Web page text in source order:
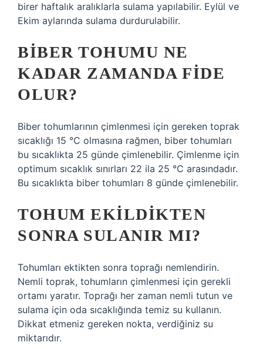
birer haftalık aralıklarla sulama yapılabilir. Eylül ve
Ekim aylarında sulama durdurulabilir.
BIBER TOHUMU NE
KADAR ZAMANDA FIDE
OLUR?
Biber tohumlarının çimlenmesi için gereken toprak
sıcaklığı 15 °C olmasına rağmen, biber tohumları
bu sıcaklıkta 25 günde çimlenebilir. Çimlenme için
optimum sıcaklık sınırları 22 ila 25 °C arasındadır.
Bu sıcaklıkta biber tohumları 8 günde çimlenebilir.
TOHUM EKILDIKTEN
SONRA SULANIR MI?
Tohumları ektikten sonra toprağı nemlendirin.
Nemli toprak, tohumların çimlenmesi için gerekli
ortamı yaratır. Toprağı her zaman nemli tutun ve
sulama için oda sıcaklığında temiz su kullanın.
Dikkat etmeniz gereken nokta, verdiğiniz su
miktarıdır.